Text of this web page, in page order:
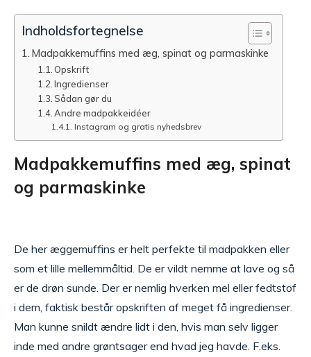
Indholdsfortegnelse
Madpakkemuffins med æg, spinat og parmaskinke
Opskrift
Ingredienser
Sådan gør du
Andre madpakkeidéer
Instagram og gratis nyhedsbrev
Madpakkemuffins med æg, spinat
og parmaskinke
De her æggemuffins er helt perfekte til madpakken eller
som et lille mellemmåltid. De er vildt nemme at lave og så
er de drøn sunde. Der er nemlig hverken mel eller fedtstof
i dem, faktisk består opskriften af meget få ingredienser.
Man kunne snildt ændre lidt i den, hvis man selv ligger
inde med andre grøntsager end hvad jeg havde. F.eks.